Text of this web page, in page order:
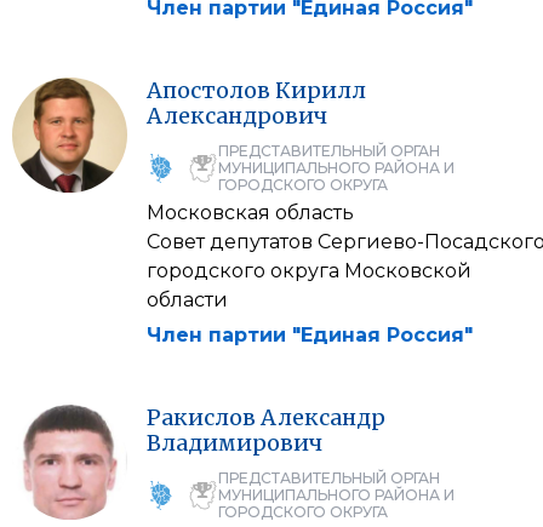
Член партии "Единая Россия"
Апостолов Кирилл
Александрович
ПРЕДСТАВИТЕЛЬНЫЙ ОРГАН
МУНИЦИПАЛЬНОГО РАЙОНА И
ГОРОДСКОГО ОКРУГА
Московская область
Совет депутатов Сергиево-
городского округа Московской
области
Член партии "Единая Россия"
Ракислов Александр
Владимирович
ПРЕДСТАВИТЕЛЬНЫЙ ОРГАН
МУНИЦИПАЛЬНОГО РАЙОНА И
ГОРОДСКОГО ОКРУГА